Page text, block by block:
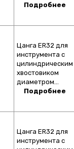
Подробнее
Цанга ER32 для
инструмента с
цилиндрическим
хвостовиком
диаметром…
Подробнее
Цанга ER32 для
инструмента с